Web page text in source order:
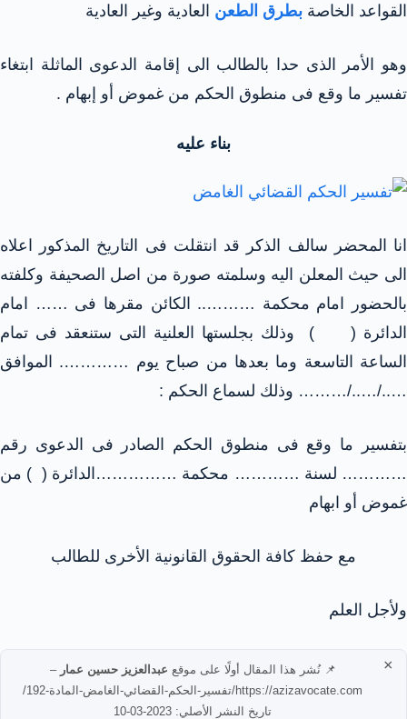
القواعد الخاصة بطرق الطعن العادية وغير العادية
وهو الأمر الذى حدا بالطالب الى إقامة الدعوى الماثلة ابتغاء
تفسير ما وقع فى منطوق الحكم من غموض أو إبهام .
بناء عليه
انا المحضر سالف الذكر قد انتقلت فى التاريخ المذكور اعلاه
الى حيث المعلن اليه وسلمته صورة من اصل الصحيفة وكلفته
بالحضور امام محكمة ……….. الكائن مقرها فى …… امام
الدائرة ( ) وذلك بجلستها العلنية التى ستنعقد فى تمام
الساعة التاسعة وما بعدها من صباح يوم …………. الموافق
…../…../……… وذلك لسماع الحكم :
بتفسير ما وقع فى منطوق الحكم الصادر فى الدعوى رقم
………… لسنة ………… محكمة ……………الدائرة ( ) من
غموض أو ابهام
مع حفظ كافة الحقوق القانونية الأخرى للطالب
ولأجل العلم
📌 نُشر هذا المقال أولًا على موقع عبدالعزيز حسين عمار –
https://azizavocate.com/تفسير-الحكم-القضائي-الغامض-المادة-192/
تاريخ النشر الأصلي: 2023-03-10
×